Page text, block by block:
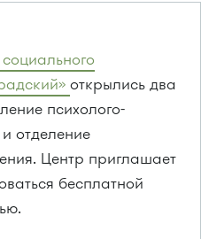
открылись два
психолого-
отделение
Центр приглашает
бесплатной